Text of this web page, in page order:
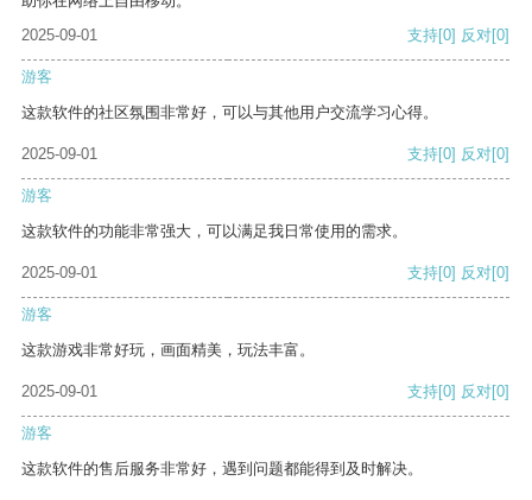
2025-09-01
支持[0] 反对[0]
游客
这款软件的社区氛围非常好，可以与其他用户交流学习心得。
2025-09-01 支持[0] 反对[0]
游客
这款软件的功能非常强大，可以满足我日常使用的需求。
2025-09-01 支持[0] 反对[0]
游客
这款游戏非常好玩，画面精美，玩法丰富。
2025-09-01 支持[0] 反对[0]
游客
这款软件的售后服务非常好，遇到问题都能得到及时解决。